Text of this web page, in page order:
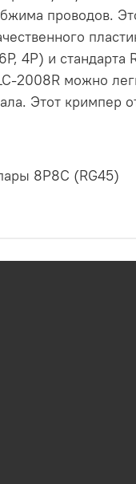
проводов.
4P) и
2008R можно
Этот
8P8C (RG45)